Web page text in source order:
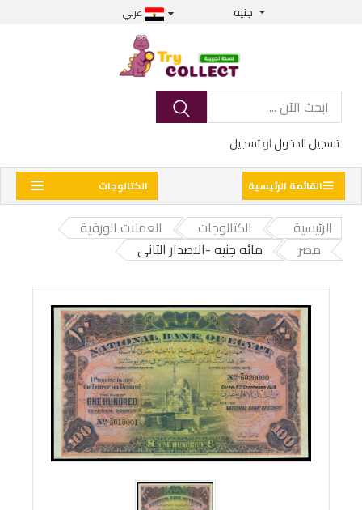
جنيه عربي
تسجيل الدخولاوتسجيل
الكتالوجات القائمة الرئيسية
الرئيسية الكتالوجات
العملات الورقية
مصر
مائه جنيه -الاصدار الثانى